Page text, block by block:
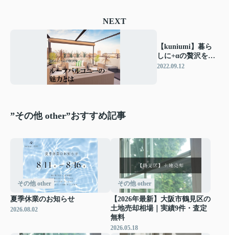
NEXT
【kuniumi】暮ら
しに+αの贅沢を。
ルーフバルコニー
2022.09.12
”その他 other”おすすめ記事
その他 other
夏季休業のお知らせ
2026.08.02
その他 other
【2026年最新】大阪市鶴見区の
土地売却相場｜実績9件・査定
無料
2026.05.18